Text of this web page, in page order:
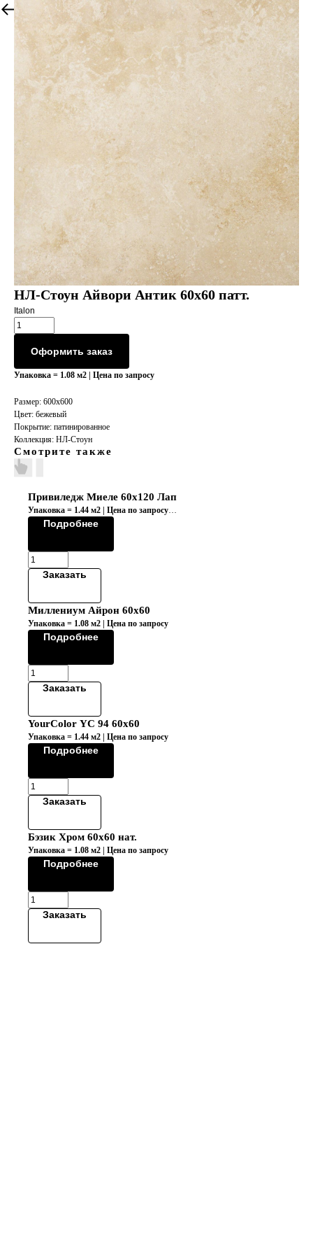
Все товары
НЛ-Стоун Айвори Антик 60х60 патт.
Italon
Оформить заказ
Упаковка = 1.08 м2 | Цена по запросу
Размер: 600x600
Цвет: бежевый
Покрытие: патинированное
Коллекция: НЛ-Стоун
Смотрите также
Привиледж Миеле 60x120 Лап
Упаковка = 1.44 м2 | Цена по запросу
Коллекция "PRIVILEGE/ПРИВИЛЕДЖ"
Подробнее
Заказать
Миллениум Айрон 60х60
Упаковка = 1.08 м2 | Цена по запросу
Подробнее
Заказать
YourColor YC 94 60x60
Упаковка = 1.44 м2 | Цена по запросу
Подробнее
Заказать
Бэзик Хром 60х60 нат.
Упаковка = 1.08 м2 | Цена по запросу
Подробнее
Заказать